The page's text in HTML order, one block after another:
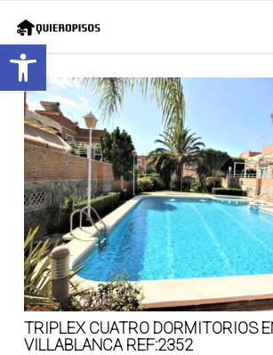
Abrir barra de herramientas
TRIPLEX CUATRO DORMITORIOS
VILLABLANCA REF:2352